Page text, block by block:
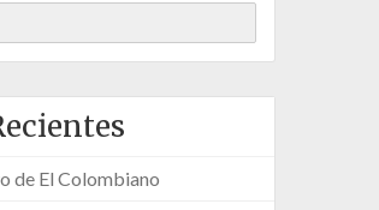
de El Colombiano